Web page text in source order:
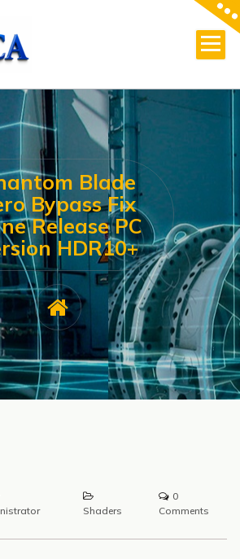
Blade
Bypass Fix
Release PC
HDR10+
Shaders
0
Comments